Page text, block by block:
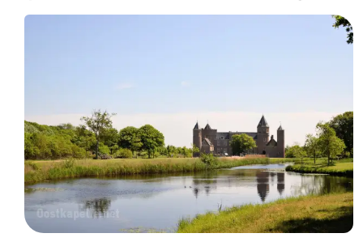
golf
être
villes
Visites
guidées
Sports
Piscines